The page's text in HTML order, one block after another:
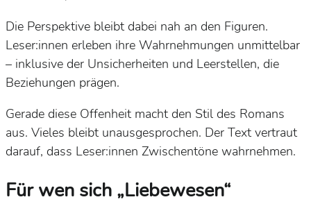
Die Perspektive bleibt dabei nah an den Figuren.
Leser:innen erleben ihre Wahrnehmungen unmittelbar
– inklusive der Unsicherheiten und Leerstellen, die
Beziehungen prägen.
Gerade diese Offenheit macht den Stil des Romans
aus. Vieles bleibt unausgesprochen. Der Text vertraut
darauf, dass Leser:innen Zwischentöne wahrnehmen.
Für wen sich „Liebewesen“